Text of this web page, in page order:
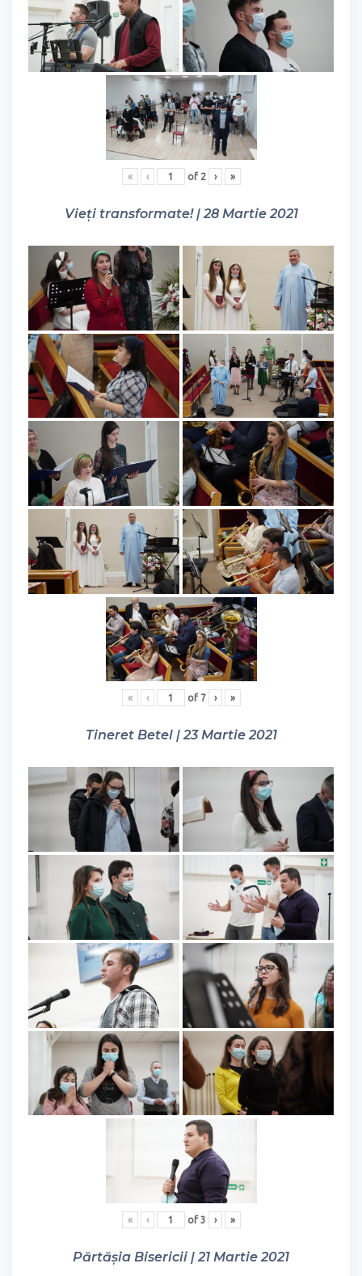
« ‹ of 2 › »
Vieți transformate! | 28 Martie 2021
« ‹ of 7 › »
Tineret Betel | 23 Martie 2021
« ‹ of 3 › »
Părtășia Bisericii | 21 Martie 2021